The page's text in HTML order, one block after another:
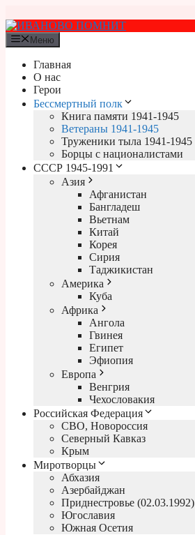
к
содержимому
Меню
Главная
О нас
Герои
Бессмертный полк
Книга памяти 1941-1945
Ветераны 1941-1945
Труженики тыла 1941-1945
Борцы с националистами
СССР 1945-1991
Азия
Афганистан
Бангладеш
Вьетнам
Китай
Корея
Сирия
Таджикистан
Америка
Куба
Африка
Ангола
Гвинея
Египет
Эфиопия
Европа
Венгрия
Чехословакия
Российская Федерация
СВО, Новороссия
Северный Кавказ
Крым
Миротворцы
Абхазия
Азербайджан
Приднестровье (02.03.1992)
Югославия
Южная Осетия